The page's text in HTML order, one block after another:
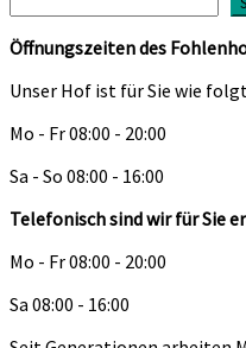
Öffnungszeiten des
Unser Hof ist für Sie wie
Mo - Fr 08:00 - 20:00
Sa - So 08:00 - 16:00
Telefonisch sind wir für Sie
Mo - Fr 08:00 - 20:00
Sa 08:00 - 16:00